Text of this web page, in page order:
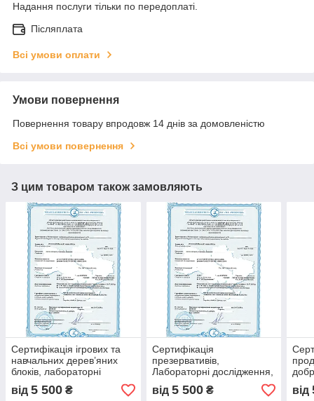
Надання послуги тільки по передоплаті.
Післяплата
Всі умови оплати
Умови повернення
Повернення товару впродовж 14 днів за домовленістю
Всі умови повернення
З цим товаром також замовляють
Сертифікація ігрових та
навчальних дерев’яних
блоків, лабораторні
дослідження, сертифікати
якості, протоколи
від 5 500 ₴
Сертифікація
презервативів,
Лабораторні дослідження,
сертифікат відповідності,
декларація, протоколи
від 5 500₴
та
від